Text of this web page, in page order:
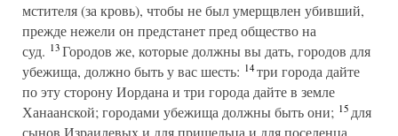
мстителя (за кровь), чтобы не был умерщвлен убивший,
прежде нежели он предстанет пред общество на
суд. 13Городов же, которые должны вы дать, городов для
убежища, должно быть у вас шесть: 14три города дайте
по эту сторону Иордана и три города дайте в земле
Ханаанской; городами убежища должны быть они; 15для
сынов Израилевых и для пришельца и для поселенца